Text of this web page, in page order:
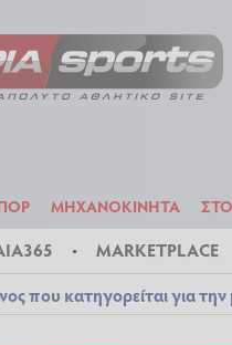
ΜΗΧΑΝΟΚΙΝΗΤΑ
MARKETPLACE
που κατηγορείται για
ΣΠΟΡ